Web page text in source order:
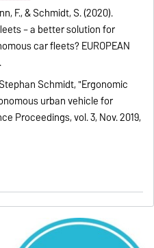
F., & Schmidt, S. (2020).
– a better solution for
car fleets? EUROPEAN
Schmidt, "Ergonomic
urban vehicle for
Proceedings, vol. 3, Nov. 2019,